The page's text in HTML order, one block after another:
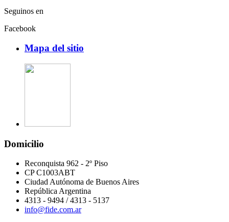
Seguinos en
Facebook
Mapa del sitio
Domicilio
Reconquista 962 - 2º Piso
CP C1003ABT
Ciudad Autónoma de Buenos Aires
República Argentina
4313 - 9494 / 4313 - 5137
info@fide.com.ar